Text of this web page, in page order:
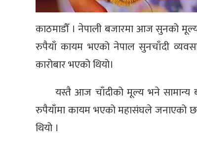
काठमाडौँ । नेपाली बजारमा आज सुनको
रुपैयाँ कायम भएको नेपाल सुनचाँदी
कारोबार भएको थियो।
यस्तै आज चाँदीको मूल्य भने
रुपैयाँमा कायम भएको महासंघले जनाएको
थियो ।